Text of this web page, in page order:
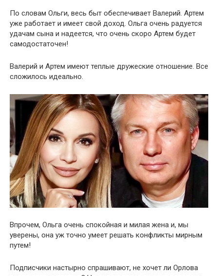
По словам Ольги, весь быт обеспечивает Валерий. Артем
уже работает и имеет свой доход. Ольга очень радуется
удачам сына и надеется, что очень скоро Артем будет
самодостаточен!
Валерий и Артем имеют теплые дружеские отношение. Все
сложилось идеально.
Впрочем, Ольга очень спокойная и милая жена и, мы
уверены, она уж точно умеет решать конфликты мирным
путем!
Подписчики настырно спрашивают, не хочет ли Орлова